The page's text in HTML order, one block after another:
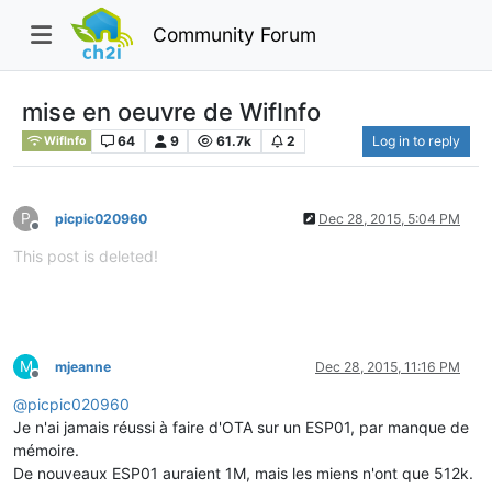
Community Forum
mise en oeuvre de WifInfo
WifInfo 64 9 61.7k 2 Log in to reply
P
Offline
picpic020960 Dec 28, 2015, 5:04 PM
This post is deleted!
M
Offline
mjeanne Dec 28, 2015, 11:16 PM
@picpic020960
Je n'ai jamais réussi à faire d'OTA sur un ESP01, par manque de
mémoire.
De nouveaux ESP01 auraient 1M, mais les miens n'ont que 512k.